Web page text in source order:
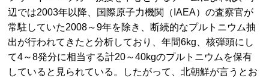
辺では2003年以降、国際原子力機関（IAEA）の査察官が
常駐していた2008～9年を除き、断続的なプルトニウム抽
出が行われてきたと分析しており、年間6kg、核弾頭にし
て4～8発分に相当する計20～40kgのプルトニウムを保有
していると見られている。したがって、北朝鮮が言うとお